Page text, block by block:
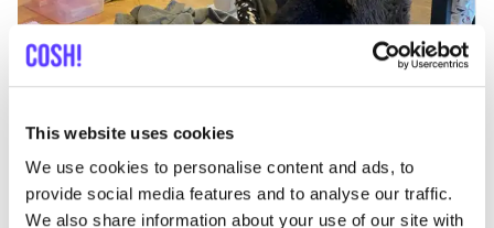
This website uses cookies
We use cookies to personalise content and ads, to
provide social media features and to analyse our traffic.
We also share information about your use of our site with
Aan route toevoegen
A beautiful mess
Oosterdokskade 227, Amsterdam
Lunch Diner